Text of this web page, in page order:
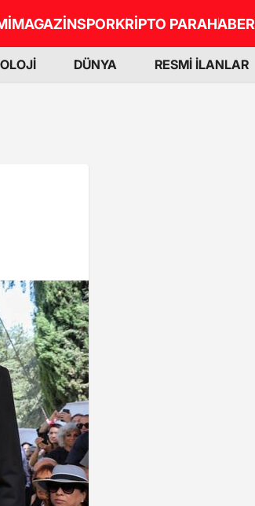
MAGAZİNSPORKRİPTO PARAHABER
DÜNYA RESMİ İLANLAR